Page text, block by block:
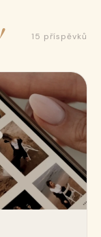
15 příspěvků